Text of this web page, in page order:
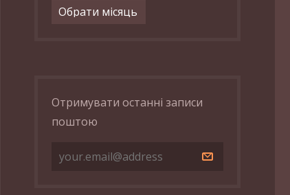
Архіви
Отримувати останні записи
поштою